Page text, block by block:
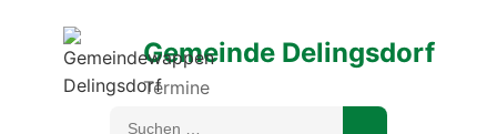
Gemeinde Delingsdorf
Termine